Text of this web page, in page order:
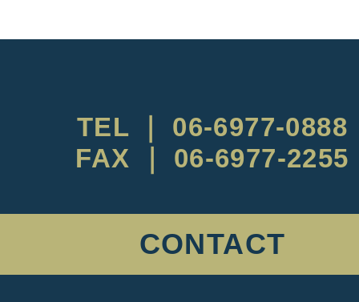
TEL ｜ 06-6977-0888
FAX ｜ 06-6977-2255
CONTACT